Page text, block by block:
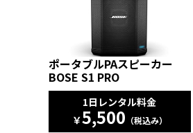
ポータブルPAスピーカー
BOSE S1 PRO
1日レンタル料金
￥5,500 （税込み）